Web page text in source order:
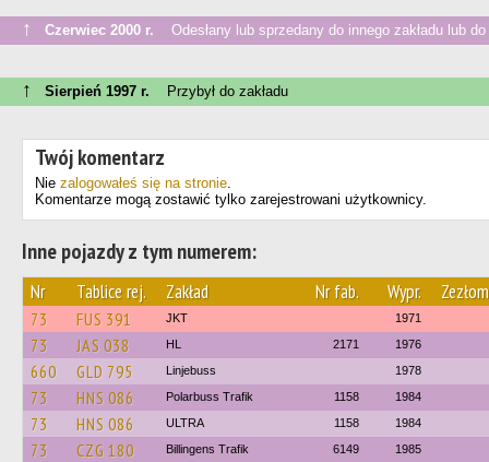
↑ Czerwiec 2000 r. Odesłany lub sprzedany do innego zakładu lub
↑ Sierpień 1997 r. Przybył do zakładu
Twój komentarz
Nie zalogowałeś się na stronie.
Komentarze mogą zostawić tylko zarejestrowani użytkownicy.
Inne pojazdy z tym numerem:
Nr Tablice rej. Zakład Nr fab. Wypr.
73 FUS 391 JKT 1971
73 JAS 038 HL 2171 1976
660 GLD 795 Linjebuss 1978
73 HNS 086 Polarbuss Trafik 1158 1984
73 HNS 086 ULTRA 1158 1984
73 CZG 180 Billingens Trafik 6149 1985